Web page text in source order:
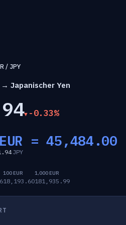
/ JPY
→ Japanischer Yen
-0.33%
=45,484.00
JPY
100 EUR
18,193.60
1,000 EUR
181,935.99